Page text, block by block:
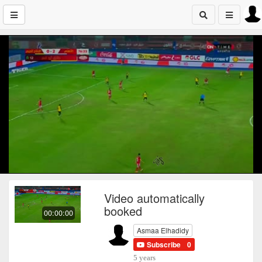
00:00:00
Video automatically
booked
Asmaa Elhadidy
Subscribe 0
5 years